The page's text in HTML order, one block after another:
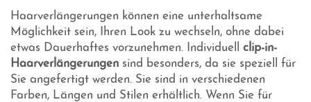
Haarverlängerungen können eine unterhaltsame
Möglichkeit sein, Ihren Look zu wechseln, ohne dabei
etwas Dauerhaftes vorzunehmen. Individuell clip-in-
Haarverlängerungen sind besonders, da sie speziell für
Sie angefertigt werden. Sie sind in verschiedenen
Farben, Längen und Stilen erhältlich. Wenn Sie für